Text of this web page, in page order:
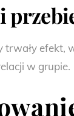
trwały efekt,
w grupie.